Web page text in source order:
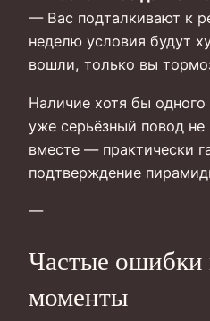
— Вас подталкивают к
неделю условия будут
вошли, только вы
Наличие хотя бы
уже серьёзный повод не
вместе — практически
подтверждение
—
Частые ошибки
моменты